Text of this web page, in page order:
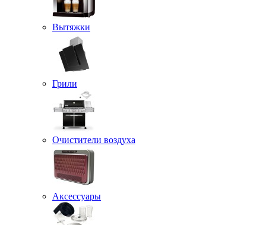
Вытяжки
Грили
Очистители воздуха
Аксессуары